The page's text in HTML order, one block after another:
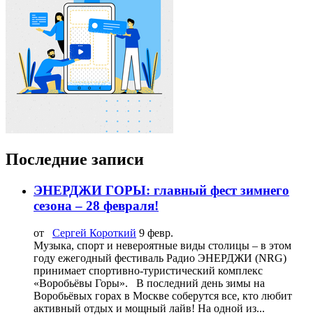
Последние записи
ЭНЕРДЖИ ГОРЫ: главный фест зимнего
сезона – 28 февраля!
от Сергей Короткий 9 февр.
Музыка, спорт и невероятные виды столицы – в этом
году ежегодный фестиваль Радио ЭНЕРДЖИ (NRG)
принимает спортивно-туристический комплекс
«Воробьёвы Горы». В последний день зимы на
Воробьёвых горах в Москве соберутся все, кто любит
активный отдых и мощный лайв! На одной из...